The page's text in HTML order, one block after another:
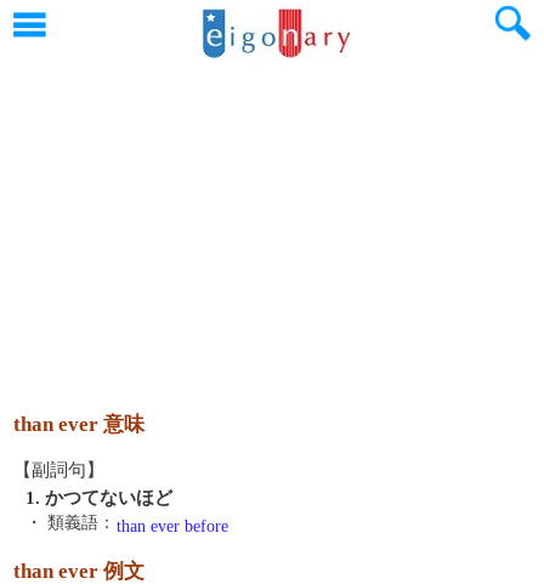
than ever 意味
【副詞句】
1. かつてないほど
・ 類義語： than ever before
than ever 例文